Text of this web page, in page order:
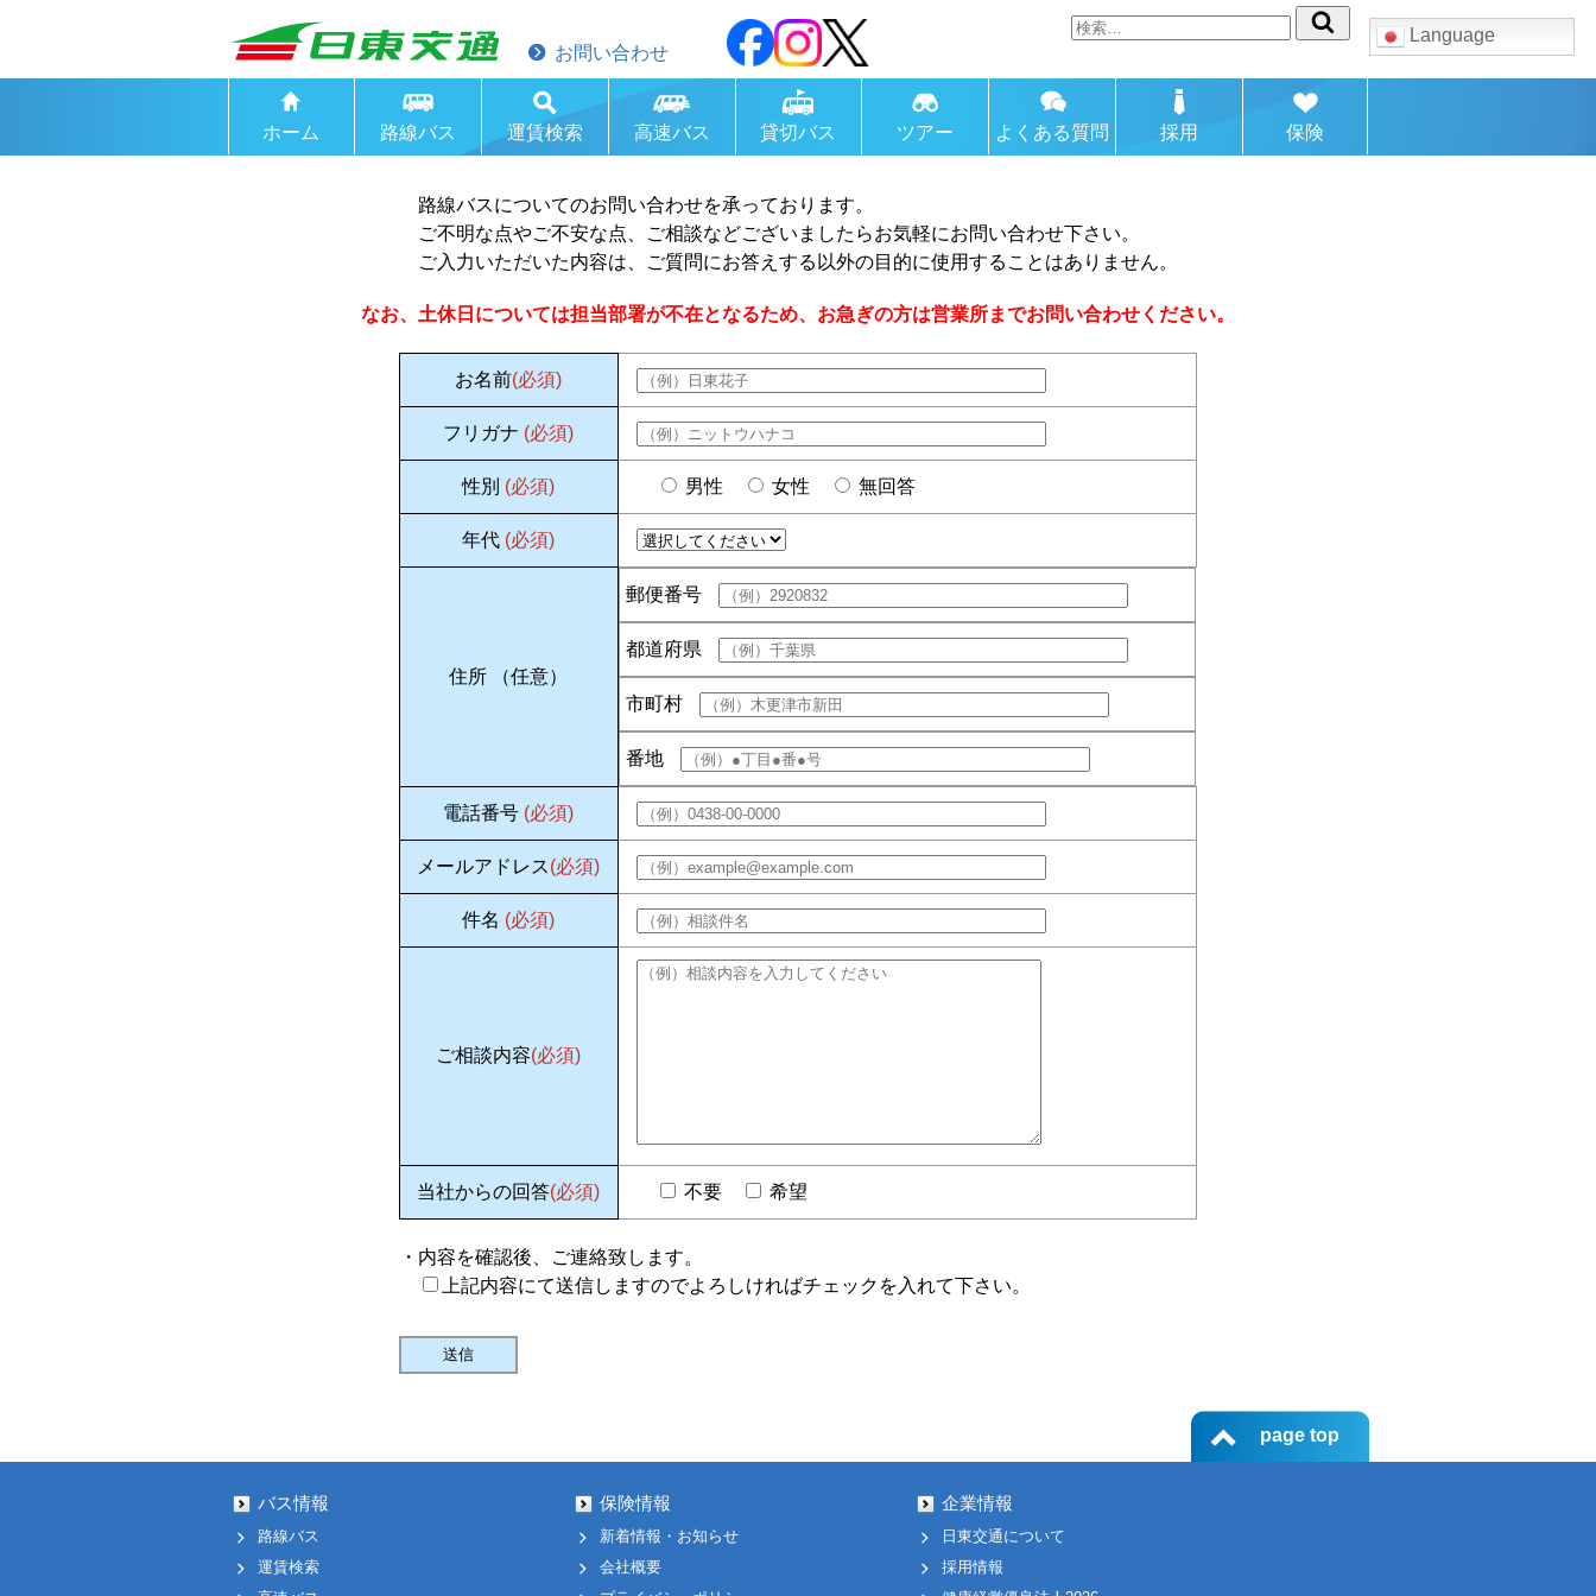
Language
検
索:
お問い合わせ
ホーム 路線バス 運賃検索 高速バス 貸切バス ツアー よくある質問 採用 保険
路線バスについてのお問い合わせを承っております。
ご不明な点やご不安な点、ご相談などございましたらお気軽にお問い合わせ下さい。
ご入力いただいた内容は、ご質問にお答えする以外の目的に使用することはありません。
なお、土休日については担当部署が不在となるため、お急ぎの方は営業所までお問い合わせください。
お名前(必須)
フリガナ (必須)
性別 (必須) 男性 女性 無回答
年代 (必須)
住所 （任意）
郵便番号
都道府県
市町村
番地
電話番号 (必須)
メールアドレス(必須)
件名 (必須)
ご相談内容(必須)
当社からの回答(必須) 不要 希望
・内容を確認後、ご連絡致します。
上記内容にて送信しますのでよろしければチェックを入れて下さい。
page top
バス情報
路線バス
運賃検索
保険情報
新着情報・お知らせ
会社概要
企業情報
日東交通について
採用情報